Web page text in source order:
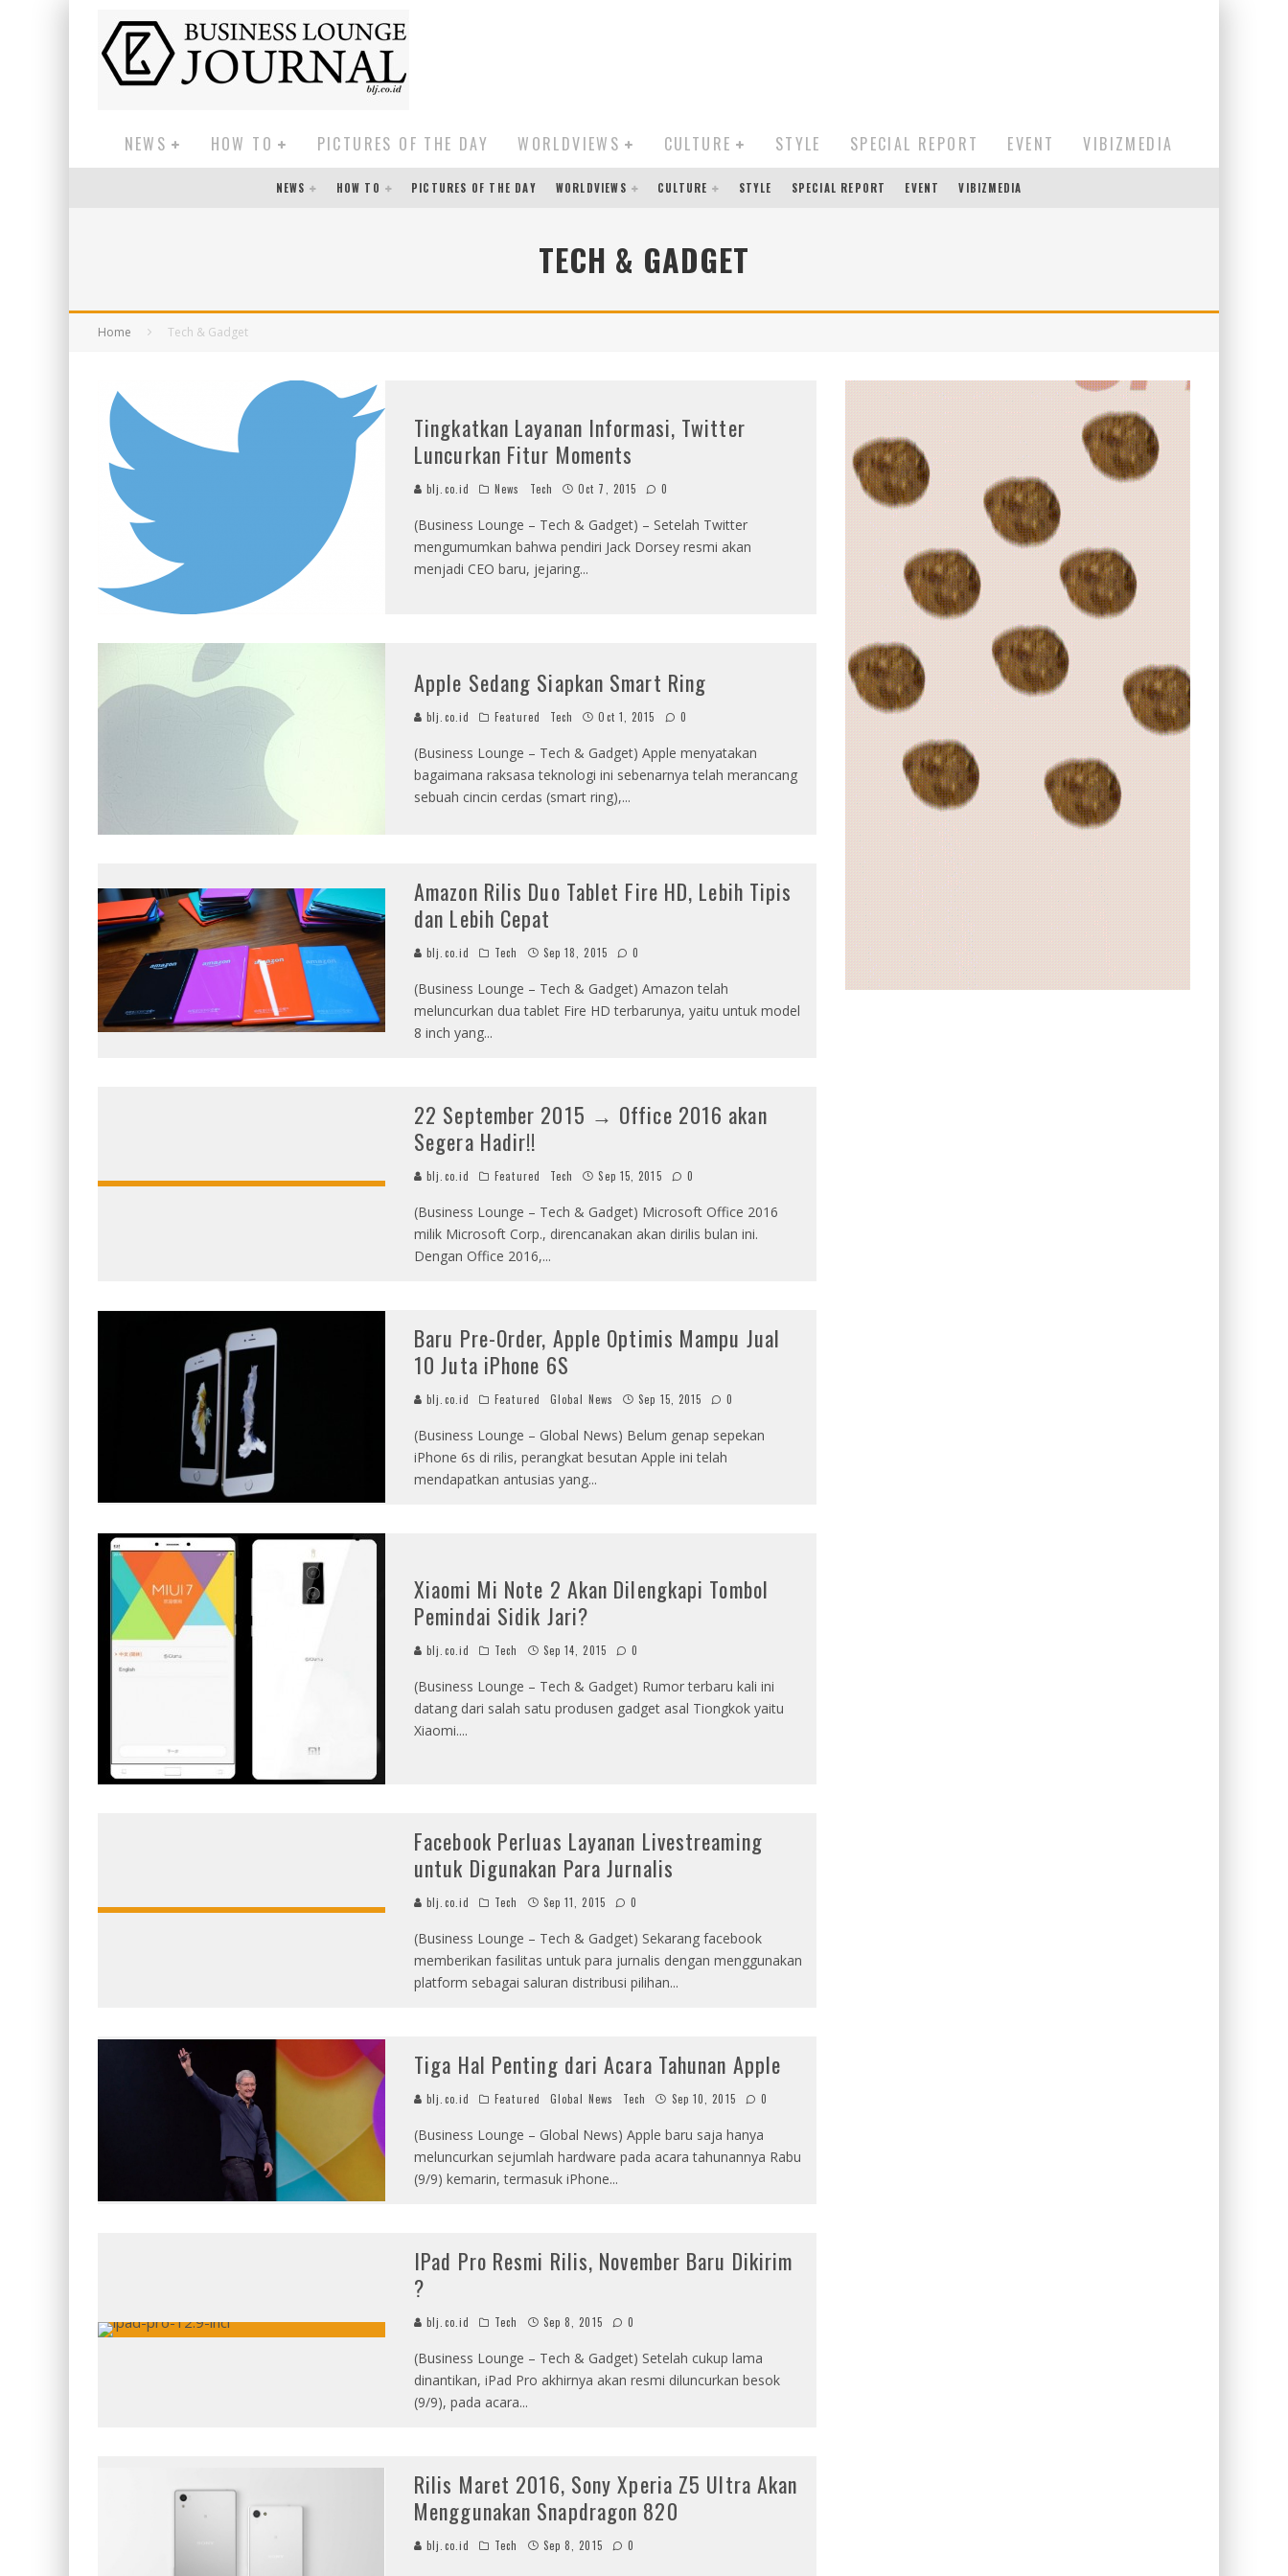
NEWS HOW TO PICTURES OF THE DAY WORLDVIEWS CULTURE STYLE SPECIAL REPORT EVENT VIBIZMEDIA
NEWS HOW TO PICTURES OF THE DAY WORLDVIEWS CULTURE STYLE SPECIAL REPORT EVENT VIBIZMEDIA
TECH & GADGET
Home Tech & Gadget
Tingkatkan Layanan Informasi, Twitter
Luncurkan Fitur Moments
blj.co.id News Tech Oct 7, 2015 0
(Business Lounge – Tech & Gadget) – Setelah Twitter
mengumumkan bahwa pendiri Jack Dorsey resmi akan
menjadi CEO baru, jejaring...
Apple Sedang Siapkan Smart Ring
blj.co.id Featured Tech Oct 1, 2015 0
(Business Lounge – Tech & Gadget) Apple menyatakan
bagaimana raksasa teknologi ini sebenarnya telah merancang
sebuah cincin cerdas (smart ring),...
Amazon Rilis Duo Tablet Fire HD, Lebih Tipis
dan Lebih Cepat
blj.co.id Tech Sep 18, 2015 0
(Business Lounge – Tech & Gadget) Amazon telah
meluncurkan dua tablet Fire HD terbarunya, yaitu untuk model
8 inch yang...
22 September 2015 → Office 2016 akan
Segera Hadir!!
blj.co.id Featured Tech Sep 15, 2015 0
(Business Lounge – Tech & Gadget) Microsoft Office 2016
milik Microsoft Corp., direncanakan akan dirilis bulan ini.
Dengan Office 2016,...
Baru Pre-Order, Apple Optimis Mampu Jual
10 Juta iPhone 6S
blj.co.id Featured Global News Sep 15, 2015 0
(Business Lounge – Global News) Belum genap sepekan
iPhone 6s di rilis, perangkat besutan Apple ini telah
mendapatkan antusias yang...
Xiaomi Mi Note 2 Akan Dilengkapi Tombol
Pemindai Sidik Jari?
blj.co.id Tech Sep 14, 2015 0
(Business Lounge – Tech & Gadget) Rumor terbaru kali ini
datang dari salah satu produsen gadget asal Tiongkok yaitu
Xiaomi....
Facebook Perluas Layanan Livestreaming
untuk Digunakan Para Jurnalis
blj.co.id Tech Sep 11, 2015 0
(Business Lounge – Tech & Gadget) Sekarang facebook
memberikan fasilitas untuk para jurnalis dengan menggunakan
platform sebagai saluran distribusi pilihan...
Tiga Hal Penting dari Acara Tahunan Apple
blj.co.id Featured Global News Tech Sep 10, 2015 0
(Business Lounge – Global News) Apple baru saja hanya
meluncurkan sejumlah hardware pada acara tahunannya Rabu
(9/9) kemarin, termasuk iPhone...
IPad Pro Resmi Rilis, November Baru Dikirim
?
blj.co.id Tech Sep 8, 2015 0
(Business Lounge – Tech & Gadget) Setelah cukup lama
dinantikan, iPad Pro akhirnya akan resmi diluncurkan besok
(9/9), pada acara...
Rilis Maret 2016, Sony Xperia Z5 Ultra Akan
Menggunakan Snapdragon 820
blj.co.id Tech Sep 8, 2015 0